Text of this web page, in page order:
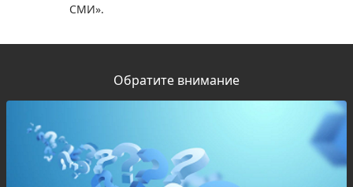
СМИ».
Обратите внимание